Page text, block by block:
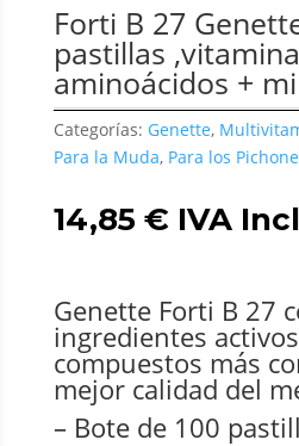
Forti B 27
pastillas
aminoácidos +
Categorías: Genette,
Para la Muda, Para los
14,85 € IVA
Genette Forti B 27
ingredientes
compuestos más
mejor calidad del
– Bote de 100